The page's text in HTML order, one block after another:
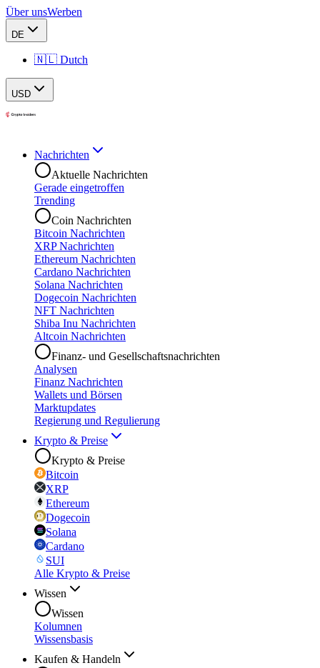
Über unsWerben
DE
🇳🇱 Dutch
USD
Nachrichten
Aktuelle Nachrichten
Gerade eingetroffen
Trending
Coin Nachrichten
Bitcoin Nachrichten
XRP Nachrichten
Ethereum Nachrichten
Cardano Nachrichten
Solana Nachrichten
Dogecoin Nachrichten
NFT Nachrichten
Shiba Inu Nachrichten
Altcoin Nachrichten
Finanz- und Gesellschaftsnachrichten
Analysen
Finanz Nachrichten
Wallets und Börsen
Marktupdates
Regierung und Regulierung
Krypto & Preise
Krypto & Preise
Bitcoin
XRP
Ethereum
Dogecoin
Solana
Cardano
SUI
Alle Krypto & Preise
Wissen
Wissen
Kolumnen
Wissensbasis
Kaufen & Handeln